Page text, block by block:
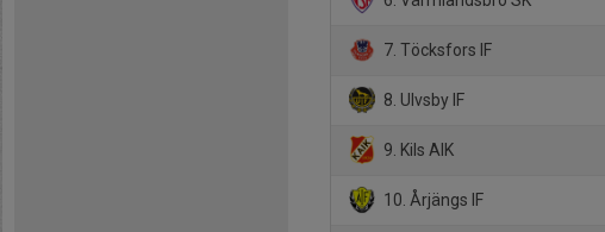
7. Töcksfors IF
8. Ulvsby IF
9. Kils AIK
10. Årjängs IF